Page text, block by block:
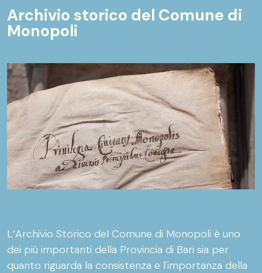
Archivio storico del Comune di
Monopoli
L’Archivio Storico del Comune di Monopoli è uno
dei più importanti della Provincia di Bari sia per
quanto riguarda la consistenza e l'importanza della